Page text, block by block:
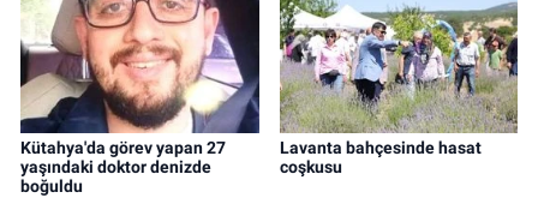
Kütahya'da görev yapan 27
yaşındaki doktor denizde
boğuldu
Lavanta bahçesinde hasat
coşkusu